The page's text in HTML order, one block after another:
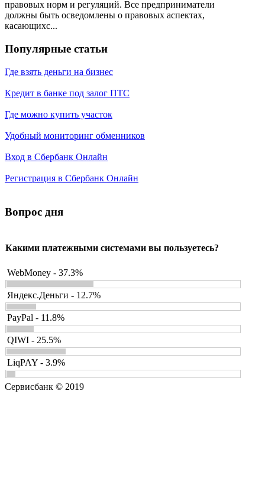
правовых норм и регуляций. Все предприниматели
должны быть осведомлены о правовых аспектах,
касающихс...
Популярные статьи
Где взять деньги на бизнес
Кредит в банке под залог ПТС
Где можно купить участок
Удобный мониторинг обменников
Вход в Сбербанк Онлайн
Регистрация в Сбербанк Онлайн
Вопрос дня
Какими платежными системами вы пользуетесь?
WebMoney - 37.3%
Яндекс.Деньги - 12.7%
PayPal - 11.8%
QIWI - 25.5%
LiqPAY - 3.9%
Сервисбанк © 2019